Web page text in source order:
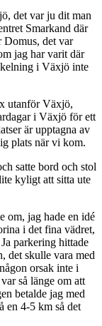
det var ju dit man
Smarkand där
Domus, det var
jag har varit där
i Växjö inte
utanför Växjö,
i Växjö för ett
är upptagna av
plats när vi kom.
satte bord och stol
kyligt att sitta ute
om, jag hade en idé
i det fina vädret,
parkering hittade
det skulle vara med
orsak inte i
så länge om att
betalde jag med
en 4-5 km så det